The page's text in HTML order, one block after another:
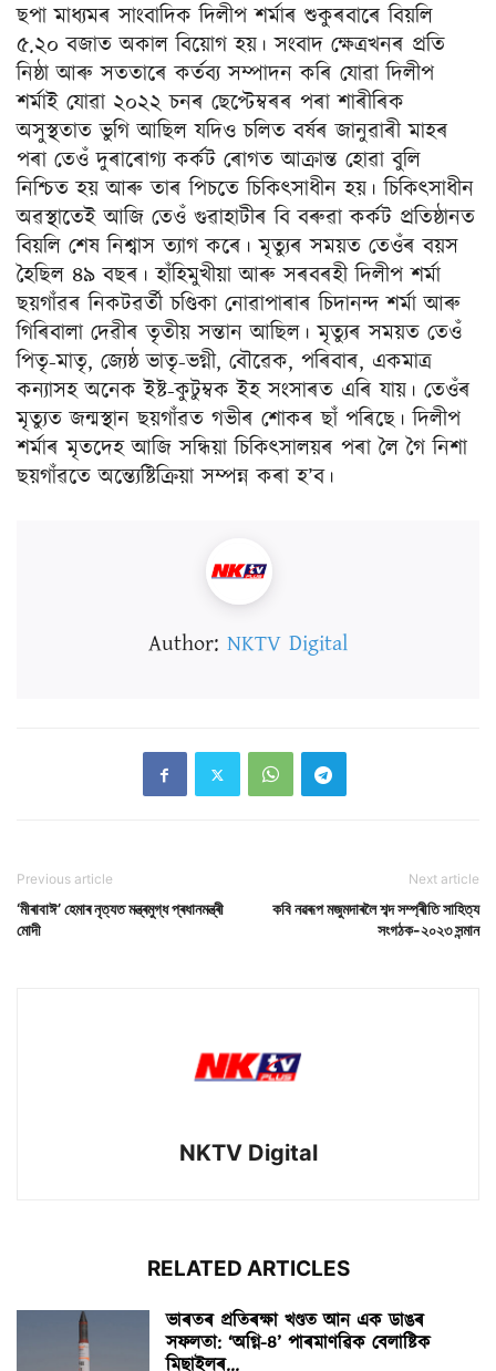
ছপা মাধ্যমৰ সাংবাদিক দিলীপ শৰ্মাৰ শুকুৰবাৰে বিয়লি
৫.২০ বজাত অকাল বিয়োগ হয়। সংবাদ ক্ষেত্ৰখনৰ প্ৰতি
নিষ্ঠা আৰু সততাৰে কৰ্তব্য সম্পাদন কৰি যোৱা দিলীপ
শৰ্মাই যোৱা ২০২২ চনৰ ছেপ্টেম্বৰৰ পৰা শাৰীৰিক
অসুস্থতাত ভুগি আছিল যদিও চলিত বৰ্ষৰ জানুৱাৰী মাহৰ
পৰা তেওঁ দুৰাৰোগ্য কৰ্কট ৰোগত আক্ৰান্ত হোৱা বুলি
নিশ্চিত হয় আৰু তাৰ পিচতে চিকিৎসাধীন হয়। চিকিৎসাধীন
অৱস্থাতেই আজি তেওঁ গুৱাহাটীৰ বি বৰুৱা কৰ্কট প্ৰতিষ্ঠানত
বিয়লি শেষ নিশ্বাস ত্যাগ কৰে। মৃত্যুৰ সময়ত তেওঁৰ বয়স
হৈছিল ৪৯ বছৰ। হাঁহিমুখীয়া আৰু সৰবৰহী দিলীপ শৰ্মা
ছয়গাঁৱৰ নিকটৱৰ্তী চণ্ডিকা নোৱাপাৰাৰ চিদানন্দ শৰ্মা আৰু
গিৰিবালা দেৱীৰ তৃতীয় সন্তান আছিল। মৃত্যুৰ সময়ত তেওঁ
পিতৃ-মাতৃ, জ্যেষ্ঠ ভাতৃ-ভগ্নী, বৌৱেক, পৰিবাৰ, একমাত্ৰ
কন্যাসহ অনেক ইষ্ট-কুটুম্বক ইহ সংসাৰত এৰি যায়। তেওঁৰ
মৃত্যুত জন্মস্থান ছয়গাঁৱত গভীৰ শোকৰ ছাঁ পৰিছে। দিলীপ
শৰ্মাৰ মৃতদেহ আজি সন্ধিয়া চিকিৎসালয়ৰ পৰা লৈ গৈ নিশা
ছয়গাঁৱতে অন্ত্যেষ্টিক্ৰিয়া সম্পন্ন কৰা হ’ব।
Author: NKTV Digital
Previous article
‘মীৰাবাঈ’ হেমাৰ নৃত্যত মন্ত্ৰমুগ্ধ প্ৰধানমন্ত্ৰী
মোদী
Next article
কবি নৱৰূপ মজুমদাৰলৈ শব্দ সম্প্ৰীতি সাহিত্য
সংগঠক-২০২৩ সন্মান
NKTV Digital
RELATED ARTICLES
ভাৰতৰ প্ৰতিৰক্ষা খণ্ডত আন এক ডাঙৰ
সফলতা: ‘অগ্নি-৪’ পাৰমাণৱিক বেলাষ্টিক